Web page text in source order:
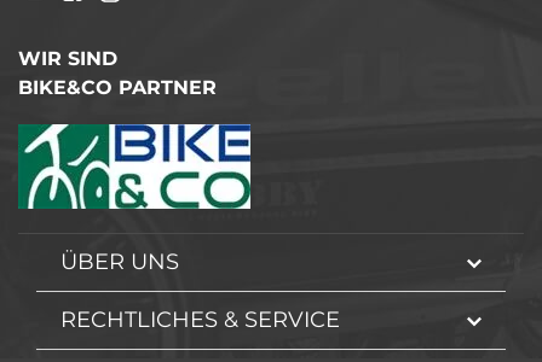
WIR SIND
BIKE&CO PARTNER
ÜBER UNS
RECHTLICHES & SERVICE